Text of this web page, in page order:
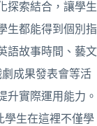
探索結合，讓學生
生都能得到個別指
語故事時間、藝文
劇成果發表會等活
升實際運用能力。
學生在這裡不僅學